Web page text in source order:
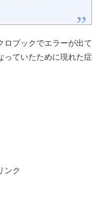
ロブックでエラーが出て
っていたために現れた症
ンク